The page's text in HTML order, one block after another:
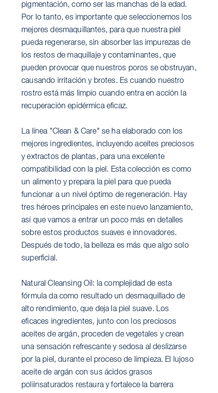
pigmentación, como ser las manchas de la edad.
Por lo tanto, es importante que seleccionemos los
mejores desmaquillantes, para que nuestra piel
pueda regenerarse, sin absorber las impurezas de
los restos de maquillaje y contaminantes, que
pueden provocar que nuestros poros se obstruyan,
causando irritación y brotes. Es cuando nuestro
rostro está más limpio cuando entra en acción la
recuperación epidérmica eficaz.
La línea "Clean & Care" se ha elaborado con los
mejores ingredientes, incluyendo aceites preciosos
y extractos de plantas, para una excelente
compatibilidad con la piel. Esta colección es como
un alimento y prepara la piel para que pueda
funcionar a un nivel óptimo de regeneración. Hay
tres héroes principales en este nuevo lanzamiento,
así que vamos a entrar un poco más en detalles
sobre estos productos suaves e innovadores.
Después de todo, la belleza es más que algo solo
superficial.
Natural Cleansing Oil: la complejidad de esta
fórmula da como resultado un desmaquillado de
alto rendimiento, que deja la piel suave. Los
eficaces ingredientes, junto con los preciosos
aceites de argán, proceden de vegetales y crean
una sensación refrescante y sedosa al deslizarse
por la piel, durante el proceso de limpieza. El lujoso
aceite de argán con sus ácidos grasos
poliinsaturados restaura y fortalece la barrera